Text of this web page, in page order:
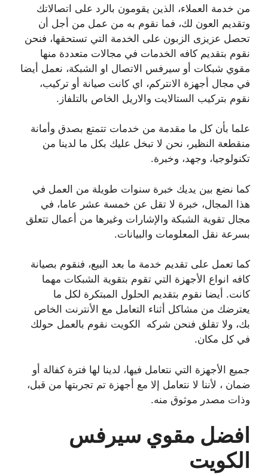
من خدمة العملاء، الذين يقومون بالرد على اتصالاتك
وتقديم العون لك، فما نقوم به من عمل من أجل أن
تحصل عزيزى الزبون على الخدمة التي تستحقها، فنحن
نقوم بتقديم كافه الخدمات في مجالات متعددة منها
مقوي شبكات أو سيرفس الاتصال او الشبكة، نعمل أيضا
في مجال أجهزة الانتركم، اي كانت صيانة أو تركيب،
نقوم بتركيب الستالايت والاريل الخاص بالتلفاز.
علما بأن كل ما مقدمة من خدمات تتمتع بصدق وأمانة
منقطعة النظير، نحن لا تبخل عليك بكل ما لدينا من
تكنولوجيا، وجهد، وخبرة.
كما نضع بين يديك خبرة سنوات طويلة من العمل في
هذا المجال، خبرة لا تقل عن خمسة عشر عاما، في
مجال تقوية الشبكة والإشارات وغيرها من أعمال تتعلق
بسرعة نقل المعلومات والبيانات.
كما تعمل على تقديم خدمة ما بعد البيع، فنقوم بصيانة
كافه انواع الأجهزة التي تقوم بتقوية الشبكات مهما
كانت. أيضا نقوم بتقديم الحلول المبتكرة لكل ما
يعترضك من مشاكل أثناء التعامل مع الأنترنت الخاص
بك، ولا تقلق فنحن شركه الكويت نقوم بالعمل حولك
في كل مكان.
جميع الأجهزة التي نتعامل فيها، لدينا لها فترة كفالة أو
ضمان ، لأننا لا نتعامل إلا مع أجهزة تم تجربتها من قبل،
وذات مصدر موثوق منه.
افضل مقوي سيرفس
الكويت